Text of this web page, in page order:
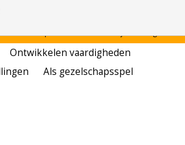
Ontwikkelen vaardigheden
Als gezelschapsspel